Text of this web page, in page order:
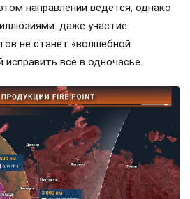
направлении ведется, однако
даже участие
не станет «волшебной
всё в одночасье.